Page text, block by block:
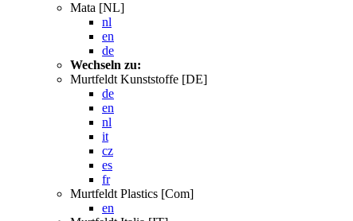
Mata [NL]
nl
en
de
Wechseln zu:
Murtfeldt Kunststoffe [DE]
de
en
nl
it
cz
es
fr
Murtfeldt Plastics [Com]
en